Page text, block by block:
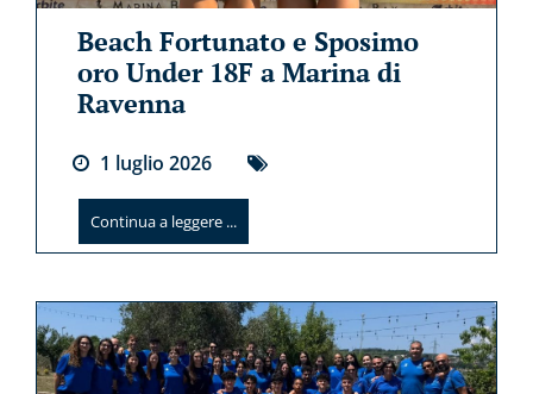
Beach Fortunato e Sposimo
oro Under 18F a Marina di
Ravenna
1 luglio 2026
Continua a leggere ...